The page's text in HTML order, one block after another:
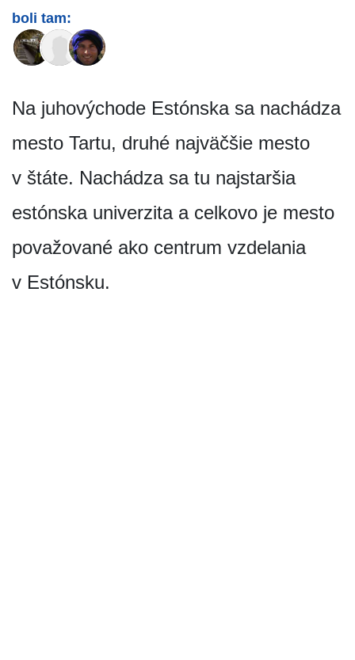
boli tam:
Na juhovýchode Estónska sa nachádza
mesto Tartu, druhé najväčšie mesto
v štáte. Nachádza sa tu najstaršia
estónska univerzita a celkovo je mesto
považované ako centrum vzdelania
v Estónsku.